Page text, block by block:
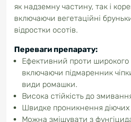
як надземну частину, так і
включаючи вегетаційні
відростки осотів.
Переваги препарату:
Ефективний проти широкого
включаючи підмаренник
види ромашки.
Висока стійкість до
Швидке проникнення діючих
Можна змішувати з